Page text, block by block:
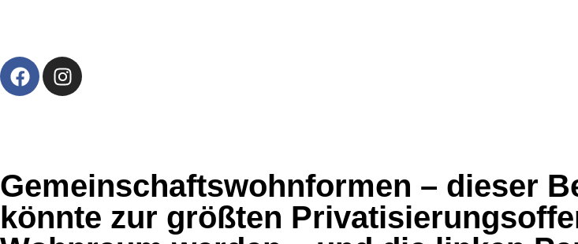
Gemeinschaftswohnformen – dieser
könnte zur größten